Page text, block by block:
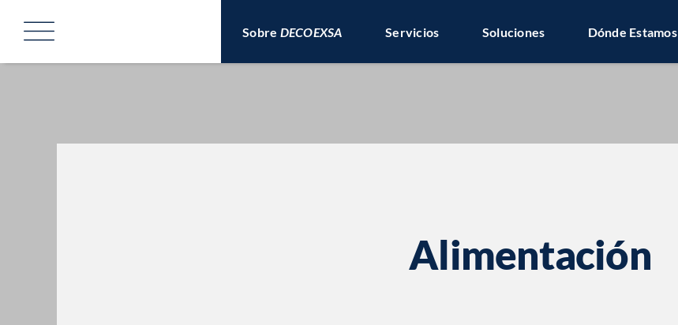
Sobre DECOEXSA Servicios Soluciones Dónde Estamos
Alimentación